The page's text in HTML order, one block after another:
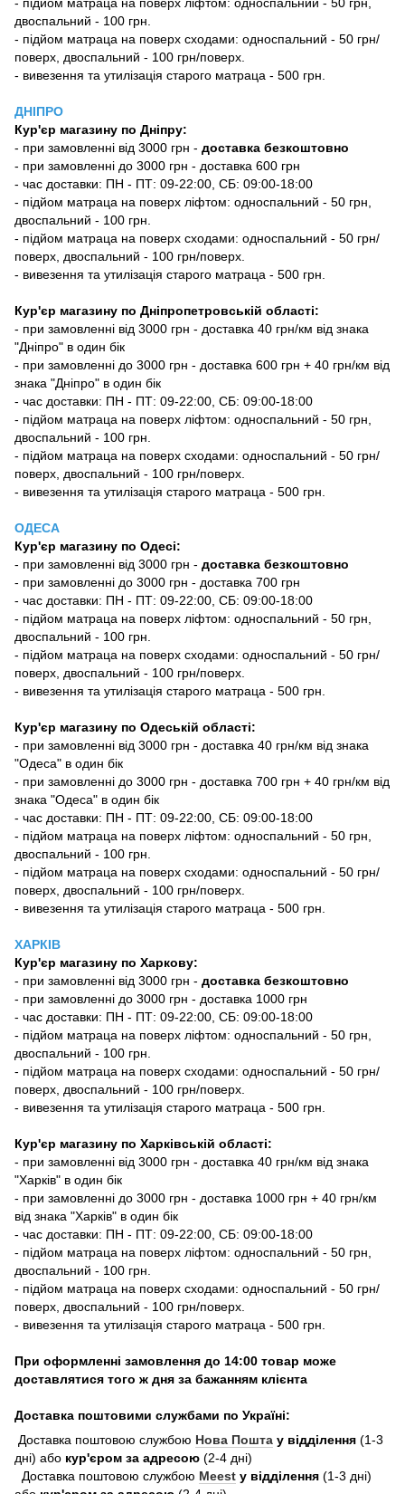
двоспальний - 100 грн.
- підйом матраца на поверх сходами: односпальний - 50 грн/
поверх, двоспальний - 100 грн/поверх.
- вивезення та утилізація старого матраца - 500 грн.
ДНІПРО
Кур'єр магазину по Дніпру:
- при замовленні від 3000 грн - доставка безкоштовно
- при замовленні до 3000 грн - доставка 600 грн
- час доставки: ПН - ПТ: 09-22:00, СБ: 09:00-18:00
- підйом матраца на поверх ліфтом: односпальний - 50 грн,
двоспальний - 100 грн.
- підйом матраца на поверх сходами: односпальний - 50 грн/
поверх, двоспальний - 100 грн/поверх.
- вивезення та утилізація старого матраца - 500 грн.
Кур'єр магазину по Дніпропетровській області:
- при замовленні від 3000 грн - доставка 40 грн/км від знака
"Дніпро" в один бік
- при замовленні до 3000 грн - доставка 600 грн + 40 грн/км від
знака "Дніпро" в один бік
- час доставки: ПН - ПТ: 09-22:00, СБ: 09:00-18:00
- підйом матраца на поверх ліфтом: односпальний - 50 грн,
двоспальний - 100 грн.
- підйом матраца на поверх сходами: односпальний - 50 грн/
поверх, двоспальний - 100 грн/поверх.
- вивезення та утилізація старого матраца - 500 грн.
ОДЕСА
Кур'єр магазину по Одесі:
- при замовленні від 3000 грн - доставка безкоштовно
- при замовленні до 3000 грн - доставка 700 грн
- час доставки: ПН - ПТ: 09-22:00, СБ: 09:00-18:00
- підйом матраца на поверх ліфтом: односпальний - 50 грн,
двоспальний - 100 грн.
- підйом матраца на поверх сходами: односпальний - 50 грн/
поверх, двоспальний - 100 грн/поверх.
- вивезення та утилізація старого матраца - 500 грн.
Кур'єр магазину по Одеській області:
- при замовленні від 3000 грн - доставка 40 грн/км від знака
"Одеса" в один бік
- при замовленні до 3000 грн - доставка 700 грн + 40 грн/км від
знака "Одеса" в один бік
- час доставки: ПН - ПТ: 09-22:00, СБ: 09:00-18:00
- підйом матраца на поверх ліфтом: односпальний - 50 грн,
двоспальний - 100 грн.
- підйом матраца на поверх сходами: односпальний - 50 грн/
поверх, двоспальний - 100 грн/поверх.
- вивезення та утилізація старого матраца - 500 грн.
ХАРКІВ
Кур'єр магазину по Харкову:
- при замовленні від 3000 грн - доставка безкоштовно
- при замовленні до 3000 грн - доставка 1000 грн
- час доставки: ПН - ПТ: 09-22:00, СБ: 09:00-18:00
- підйом матраца на поверх ліфтом: односпальний - 50 грн,
двоспальний - 100 грн.
- підйом матраца на поверх сходами: односпальний - 50 грн/
поверх, двоспальний - 100 грн/поверх.
- вивезення та утилізація старого матраца - 500 грн.
Кур'єр магазину по Харківській області:
- при замовленні від 3000 грн - доставка 40 грн/км від знака
"Харків" в один бік
- при замовленні до 3000 грн - доставка 1000 грн + 40 грн/км
від знака "Харків" в один бік
- час доставки: ПН - ПТ: 09-22:00, СБ: 09:00-18:00
- підйом матраца на поверх ліфтом: односпальний - 50 грн,
двоспальний - 100 грн.
- підйом матраца на поверх сходами: односпальний - 50 грн/
поверх, двоспальний - 100 грн/поверх.
- вивезення та утилізація старого матраца - 500 грн.
При оформленні замовлення до 14:00 товар може
доставлятися того ж дня за бажанням клієнта
Доставка поштовими службами по Україні:
Доставка поштовою службою Нова Пошта у відділення (1-3
дні) або кур'єром за адресою (2-4 дні)
Доставка поштовою службою Meest у відділення (1-3 дні)